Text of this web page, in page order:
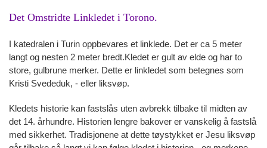
Det Omstridte Linkledet i Torono.
I katedralen i Turin oppbevares et linklede. Det er ca 5 meter
langt og nesten 2 meter bredt.Kledet er gult av elde og har to
store, gulbrune merker. Dette er linkledet som betegnes som
Kristi Svededuk, - eller liksvøp.
Kledets historie kan fastslås uten avbrekk tilbake til midten av
det 14. århundre. Historien lengre bakover er vanskelig å fastslå
med sikkerhet. Tradisjonene at dette tøystykket er Jesu liksvøp